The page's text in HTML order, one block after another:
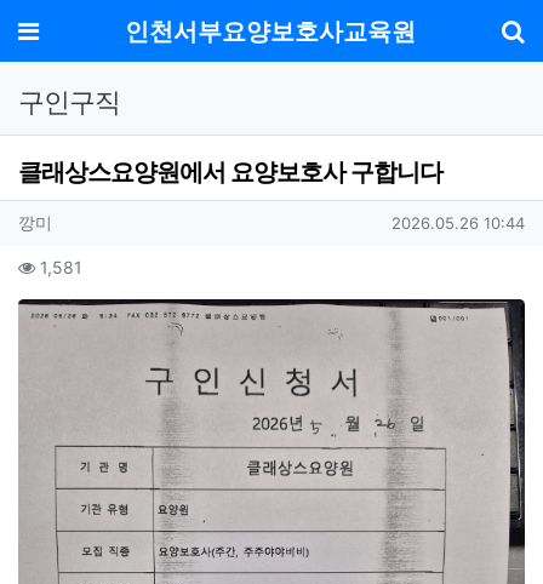
메뉴 인천서부요양보호사교육원
구인구직
클래상스요양원에서 요양보호사 구합니다
작성자 정보
깡미 작성일
2026.05.26 10:44
컨텐츠 정보
1,581
본문